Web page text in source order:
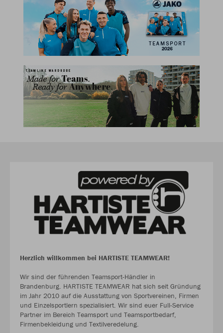
Herzlich willkommen bei HARTISTE TEAMWEAR!
Wir sind der führenden Teamsport-Händler in
Brandenburg. HARTISTE TEAMWEAR hat sich seit Gründung
im Jahr 2010 auf die Ausstattung von Sportvereinen, Firmen
und Einzelsportlern spezialisiert. Wir sind euer Full-Service
Partner im Bereich Teamsport und Teamsportbedarf,
Firmenbekleidung und Textilveredelung.